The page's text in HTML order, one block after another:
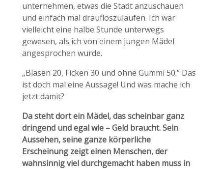
unternehmen, etwas die Stadt anzuschauen
und einfach mal draufloszulaufen. Ich war
vielleicht eine halbe Stunde unterwegs
gewesen, als ich von einem jungen Mädel
angesprochen wurde.
„Blasen 20, Ficken 30 und ohne Gummi 50.“ Das
ist doch mal eine Aussage! Und was mache ich
jetzt damit?
Da steht dort ein Mädel, das scheinbar ganz
dringend und egal wie – Geld braucht. Sein
Aussehen, seine ganze körperliche
Erscheinung zeigt einen Menschen, der
wahnsinnig viel durchgemacht haben muss in